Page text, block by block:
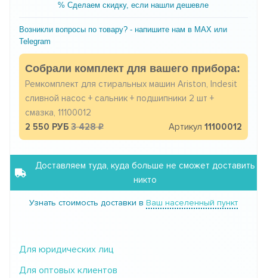
% Сделаем скидку, если нашли дешевле
Возникли вопросы по товару? - напишите нам в MAX или
Telegram
Собрали комплект для вашего прибора:
Ремкомплект для стиральных машин Ariston, Indesit
сливной насос + сальник + подшипники 2 шт +
смазка, 11100012
2 550 РУБ3 428 Артикул 11100012
Доставляем туда, куда больше не сможет доставить
никто
Узнать стоимость доставки в Ваш населенный пункт
Для юридических лиц
Для оптовых клиентов